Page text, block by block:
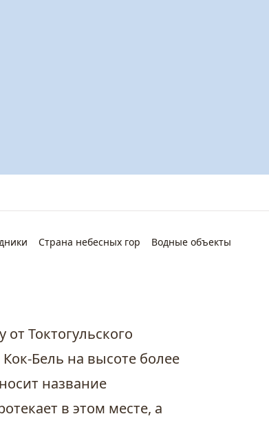
Страна небесных гор Водные объекты
Токтогульского
Бель на высоте более
название
в этом месте, а